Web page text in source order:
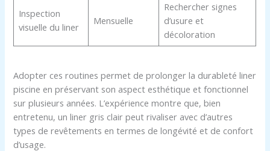
Inspection
visuelle du liner
Mensuelle
Rechercher signes
d’usure et
décoloration
Adopter ces routines permet de prolonger la durableté liner
piscine en préservant son aspect esthétique et fonctionnel
sur plusieurs années. L’expérience montre que, bien
entretenu, un liner gris clair peut rivaliser avec d’autres
types de revêtements en termes de longévité et de confort
d’usage.